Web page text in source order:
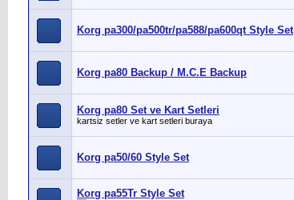
Korg pa300/pa500tr/pa588/pa600qt Style Set
Korg pa80 Backup / M.C.E Backup
Korg pa80 Set ve Kart Setleri
kartsiz setler ve kart setleri buraya
Korg pa50/60 Style Set
Korg pa55Tr Style Set